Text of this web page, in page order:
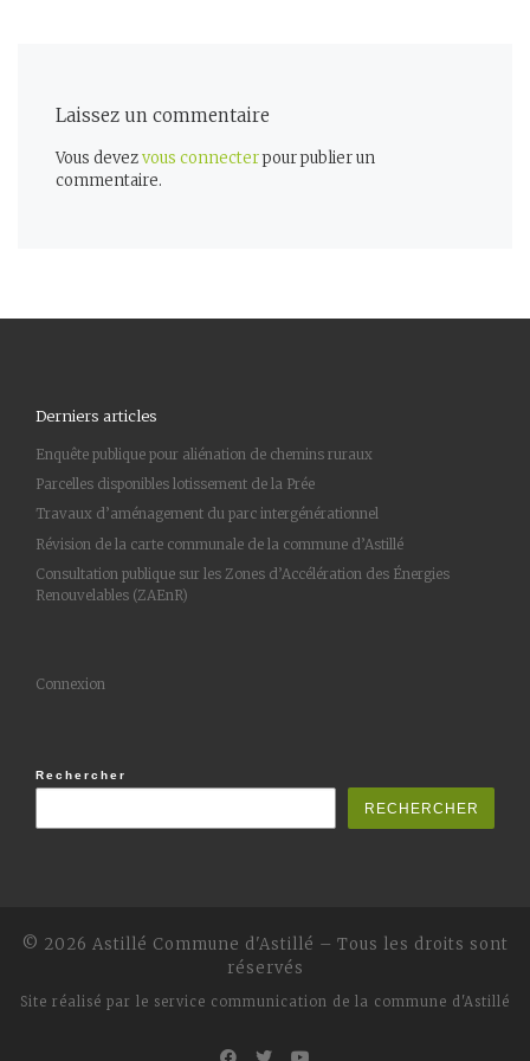
Laissez un commentaire
Vous devezvous connecterpour publier un
commentaire.
Derniers articles
Enquête publique pour aliénation de chemins ruraux
Parcelles disponibles lotissement de la Prée
Travaux d’aménagement du parc intergénérationnel
Révision de la carte communale de la commune d’Astillé
Consultation publique sur les Zones d’Accélération des Énergies
Renouvelables (ZAEnR)
Connexion
Rechercher
RECHERCHER
© 2026 Astillé Commune d'Astillé – Tous les droits sont
réservés
Site réalisé par le service communication de la commune d'Astillé